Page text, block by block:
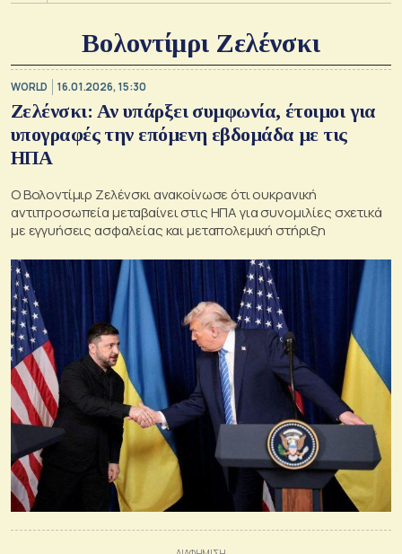
Βολοντίμρι Ζελένσκι
WORLD 16.01.2026, 15:30
Ζελένσκι: Αν υπάρξει συμφωνία, έτοιμοι για
υπογραφές την επόμενη εβδομάδα με τις
ΗΠΑ
Ο Βολοντίμιρ Ζελένσκι ανακοίνωσε ότι ουκρανική
αντιπροσωπεία μεταβαίνει στις ΗΠΑ για συνομιλίες σχετικά
με εγγυήσεις ασφαλείας και μεταπολεμική στήριξη